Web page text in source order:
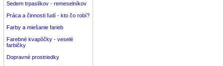
Sedem trpaslíkov - remeselníkov
Práca a činnosti ľudí - kto čo robí?
Farby a miešanie farieb
Farebné kvapôčky - veselé
farbičky
Dopravné prostriedky